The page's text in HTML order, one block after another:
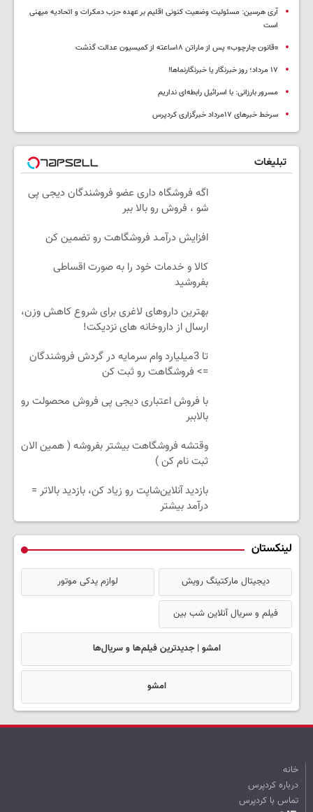
آری هرسین: مسئولیت وضعیت کنونی اقلیم بر عهده حزب دمکرات و اتحادیه میهنی
است
«قانون چارچوب» پس از ماراتن ۱۸ساعته از کمیسیون عدالت گذشت
١٧ مرداد؛ روز خبرنگار یا خبرنگارنماها!
مسرور بارزانی: با اسرائیل رابطه‌ای نداریم
سرخط خبرهای ۱۷مرداد خبرگزاری کردپرس
تبلیغات
اگه فروشگاه داری عضو فروشندگان دیجی پی
شو ، فروش رو بالا ببر
افزایش درآمـد فروشگاهت رو تضمین کن
کالا و خدمات خود را به صورت اقساطی
بفروشید
بهترین داروهای لاغری برای شروع کاهش وزن،
ارسال از داروخانه های نزدیکت!
تا 3میلیارد وام سرمایه در گردش فروشندگان
=> فروشگاهت رو ثبت کن
با فروش اعتباری دیجی پی فروش محصولت رو
بالاببر
وقتشه فروشگاهت بیشتر بفروشه ( همین الان
ثبت نام کن )
بازدید آنلاین‌شاپت رو زیاد کن، بازدید بالاتر =
درآمد بیشتر
لینکستان
دیجیتال مارکتینگ رویش لوازم یدکی موتور
فیلم و سریال آنلاین شب بین
امشو | جدیدترین فیلم‌ها و سریال‌ها
امشو
خانه
درباره کردپرس
تماس با کردپرس